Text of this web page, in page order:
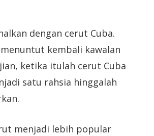
dengan cerut Cuba.
kembali kawalan
ketika itulah cerut Cuba
satu rahsia hinggalah
menjadi lebih popular